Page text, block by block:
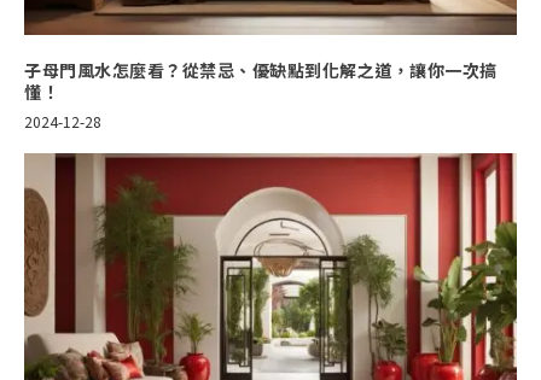
子母門風水怎麼看？從禁忌、優缺點到化解之道，讓你一次搞
懂！
2024-12-28